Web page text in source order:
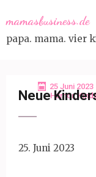
to
content
mamasbusiness.de
papa. mama. vier
25 Juni 2023
Humor,
Neue
25. Juni 2023